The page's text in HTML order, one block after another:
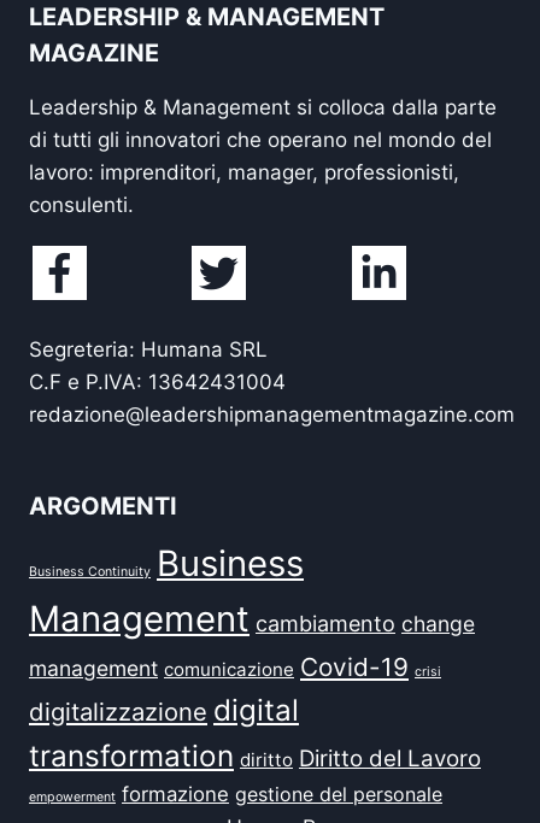
LEADERSHIP & MANAGEMENT
MAGAZINE
Leadership & Management si colloca dalla parte
di tutti gli innovatori che operano nel mondo del
lavoro: imprenditori, manager, professionisti,
consulenti.
Segreteria: Humana SRL
C.F e P.IVA: 13642431004
redazione@leadershipmanagementmagazine.com
ARGOMENTI
Business Continuity Business
Management cambiamento change
management comunicazione Covid-19 crisi
digitalizzazione digital
transformation diritto Diritto del Lavoro
empowerment formazione gestione del personale